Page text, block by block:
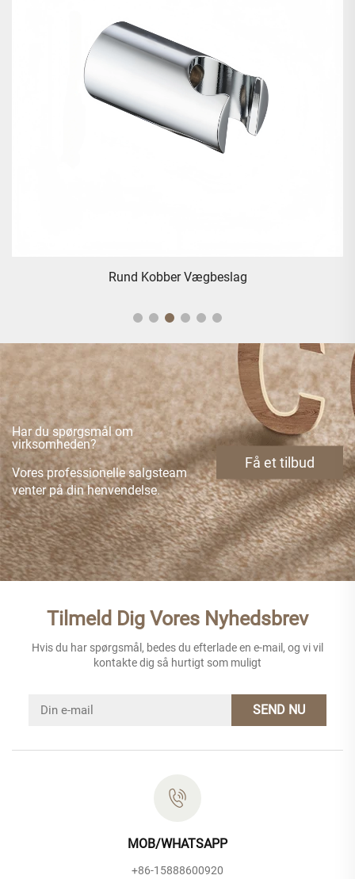
Rund Kobber Vægbeslag
Har du spørgsmål om
virksomheden?
Vores professionelle salgsteam
venter på din henvendelse.
Få et tilbud
Tilmeld Dig Vores Nyhedsbrev
Hvis du har spørgsmål, bedes du efterlade en e-mail, og vi vil
kontakte dig så hurtigt som muligt
SEND NU
MOB/WHATSAPP
+86-15888600920